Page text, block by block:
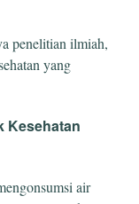
penelitian ilmiah,
yang
Kesehatan
air